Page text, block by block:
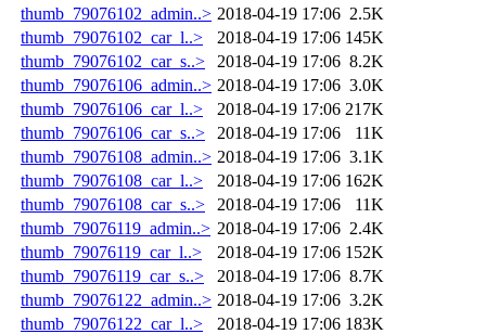
thumb_79076102_admin..> 2018-04-19 17:06 2.5K
thumb_79076102_car_l..>
2018-04-19 17:06 145K
thumb_79076102_car_s..>
2018-04-19 17:06 8.2K
thumb_79076106_admin..> 2018-04-19 17:06 3.0K
thumb_79076106_car_l..>
2018-04-19 17:06 217K
thumb_79076106_car_s..>
2018-04-19 17:06
11K
thumb_79076108_admin..> 2018-04-19 17:06 3.1K
thumb_79076108_car_l..>
2018-04-19 17:06 162K
thumb_79076108_car_s..>
2018-04-19 17:06
11K
thumb_79076119_admin..> 2018-04-19 17:06 2.4K
thumb_79076119_car_l..>
2018-04-19 17:06 152K
thumb_79076119_car_s..>
2018-04-19 17:06 8.7K
thumb_79076122_admin..> 2018-04-19 17:06 3.2K
thumb_79076122_car_l..>
2018-04-19 17:06 183K